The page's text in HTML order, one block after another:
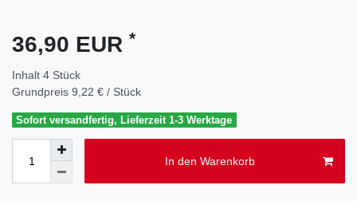
36,90 EUR *
Inhalt 4 Stück
Grundpreis 9,22 € / Stück
Sofort versandfertig, Lieferzeit 1-3 Werktage
In den Warenkorb